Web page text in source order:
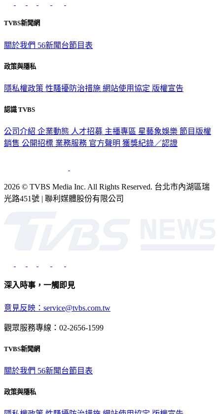
TVBS新聞網
關於我們 56新聞台節目表
政策與隱私
隱私權政策 性騷擾防治措施 網站使用協定 版權宣告
認識 TVBS
公司介紹 企業動態 人才招募 主播專區 星藝象娛樂 節目版權
銷售 公開招標 業務服務 官方聲明 獲獎紀錄／認證
2026 © TVBS Media Inc. All Rights Reserved. 台北市內湖區瑞
光路451號 | 聯利媒體股份有限公司
深入時事，一觸即見
意見反映：service@tvbs.com.tw
觀眾服務專線：02-2656-1599
TVBS新聞網
關於我們 56新聞台節目表
政策與隱私